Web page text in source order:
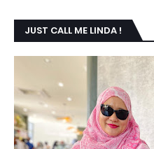
JUST CALL ME LINDA !